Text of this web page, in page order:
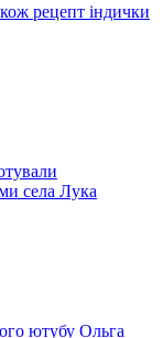
рецепт індички
села Лука
ютубу Ольга